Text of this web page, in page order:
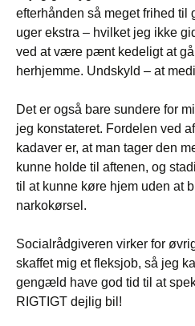
efterhånden så meget frihed til
uger ekstra – hvilket jeg ikke
ved at være pænt kedeligt at
herhjemme. Undskyld – at
Det er også bare sundere for
jeg konstateret. Fordelen ved
kadaver er, at man tager den
kunne holde til aftenen, og
til at kunne køre hjem uden at
narkokørsel.
Socialrådgiveren virker for
skaffet mig et fleksjob, så jeg
gengæld have god tid til at
RIGTIGT dejlig bil!